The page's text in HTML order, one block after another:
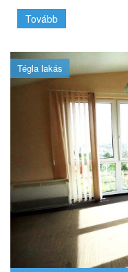
Tovább
Tégla lakás